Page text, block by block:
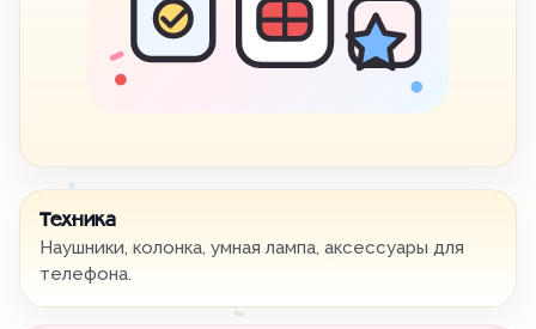
Техника
Наушники, колонка, умная лампа, аксессуары для
телефона.